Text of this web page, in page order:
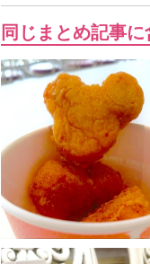
同じまとめ記事